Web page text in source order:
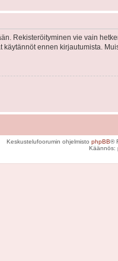
Rekisteröityminen vie vain
ennen kirjautumista.
Keskustelufoorumin ohjelmisto phpBB®
Käännös: